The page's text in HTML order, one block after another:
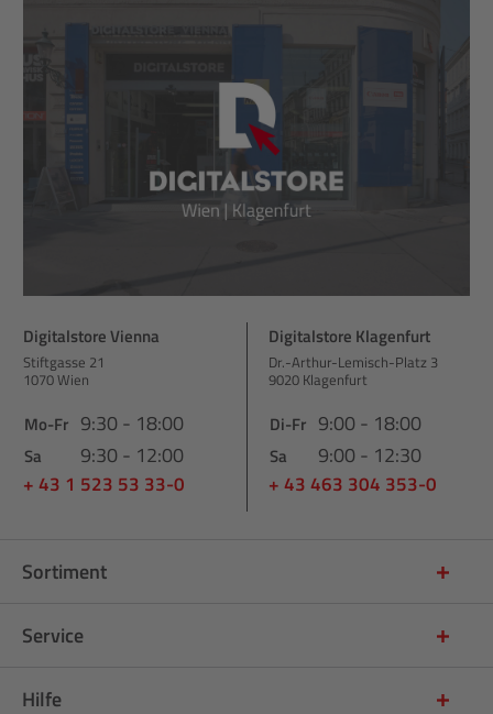
Digitalstore Vienna
Stiftgasse 21
1070 Wien
Mo-Fr 9:30 - 18:00
Sa 9:30 - 12:00
+ 43 1 523 53 33-0
Digitalstore Klagenfurt
Dr.-Arthur-Lemisch-Platz 3
9020 Klagenfurt
Di-Fr 9:00 - 18:00
Sa 9:00 - 12:30
+ 43 463 304 353-0
Sortiment
Service
Hilfe